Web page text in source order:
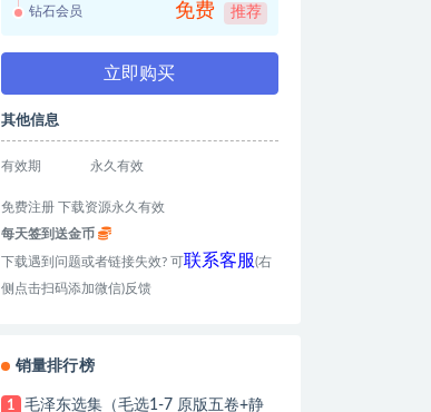
钻石会员 免费 推荐
立即购买
其他信息
有效期 永久有效
免费注册 下载资源永久有效
每天签到送金币
下载遇到问题或者链接失效? 可联系客服(右
侧点击扫码添加微信)反馈
销量排行榜
1 毛泽东选集（毛选1-7 原版五卷+静